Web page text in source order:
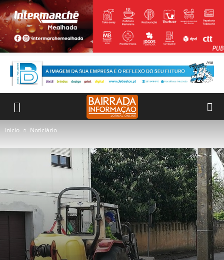
Inicio Noticiário